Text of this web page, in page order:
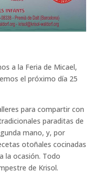
a la Feria de Micael,
el próximo día 25
para compartir con
paraditas de
mano, y, por
otoñales cocinadas
la ocasión. Todo
de Krisol.